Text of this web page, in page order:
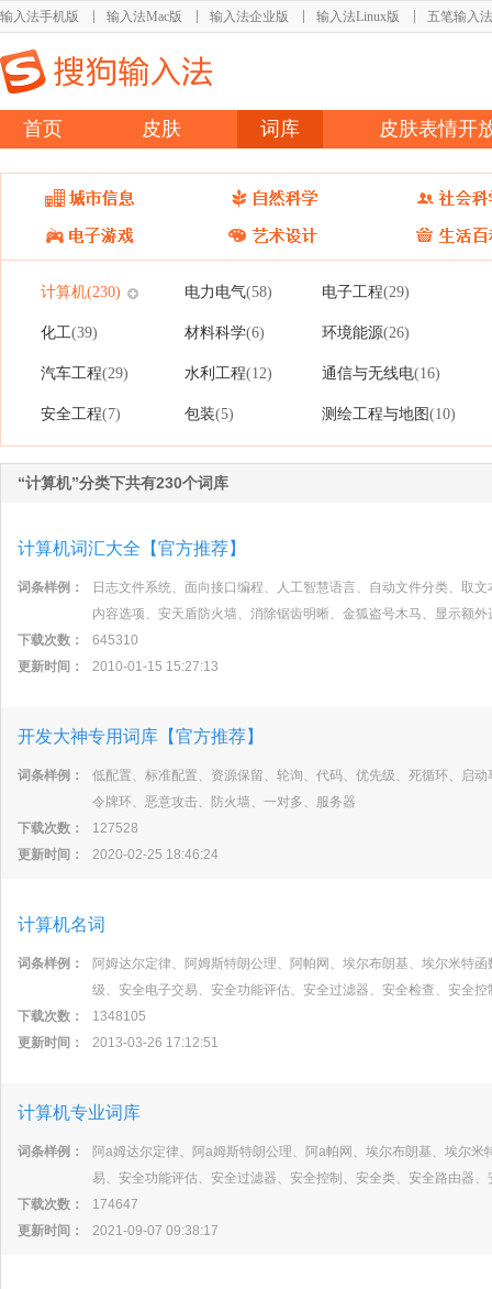
输入法手机版 输入法Mac版 输入法企业版 输入法Linux版 五笔输入法
首页 皮肤 词库 皮肤表情开
计算机(230) 电力电气(58) 电子工程(29)
化工(39) 材料科学(6) 环境能源(26)
汽车工程(29) 水利工程(12) 通信与无线电(16)
安全工程(7) 包装(5) 测绘工程与地图(10)
“计算机”分类下共有230个词库
计算机词汇大全【官方推荐】
词条样例：
日志文件系统、面向接口编程、人工智慧语言、自动文件分类、取
内容选项、安天盾防火墙、消除锯齿明晰、金狐盗号木马、显示额
下载次数：
645310
更新时间：
2010-01-15 15:27:13
开发大神专用词库【官方推荐】
词条样例：
低配置、标准配置、资源保留、轮询、代码、优先级、死循环、启
令牌环、恶意攻击、防火墙、一对多、服务器
下载次数：
127528
更新时间：
2020-02-25 18:46:24
计算机名词
词条样例：
阿姆达尔定律、阿姆斯特朗公理、阿帕网、埃尔布朗基、埃尔米特
级、安全电子交易、安全功能评估、安全过滤器、安全检查、安全
下载次数：
1348105
更新时间：
2013-03-26 17:12:51
计算机专业词库
词条样例：
阿a姆达尔定律、阿a姆斯特朗公理、阿a帕网、埃尔布朗基、埃尔
易、安全功能评估、安全过滤器、安全控制、安全类、安全路由器
下载次数：
174647
更新时间：
2021-09-07 09:38:17